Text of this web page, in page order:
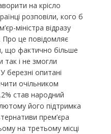
на крісло
розповіли, кого б
міністра відразу
Про це повідомляє
що фактично більше
так і не змогли
березні опитані
очільником
став народний
його підтримка
прем’єра
на третьому місці